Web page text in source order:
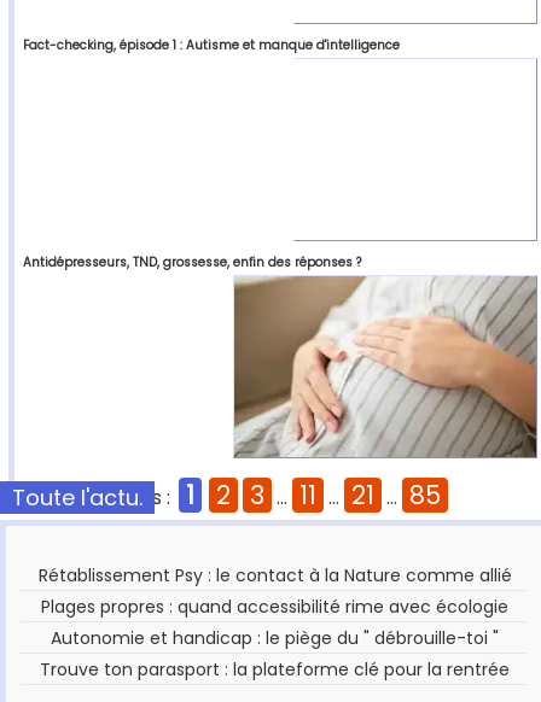
Fact-checking, épisode 1 : Autisme et manque d'intelligence
Antidépresseurs, TND, grossesse, enfin des réponses ?
Pages : 1 2 3 ... 11 ... 21 ... 85
Toute l'actu.
Rétablissement Psy : le contact à la Nature comme allié
Plages propres : quand accessibilité rime avec écologie
Autonomie et handicap : le piège du " débrouille-toi "
Trouve ton parasport : la plateforme clé pour la rentrée